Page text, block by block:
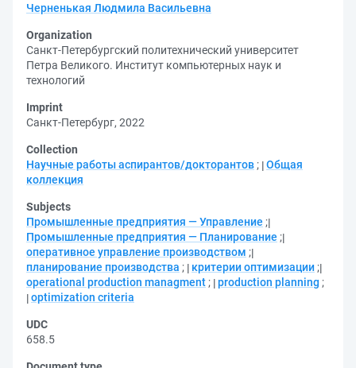
Черненькая Людмила Васильевна
Organization
Санкт-Петербургский политехнический университет
Петра Великого. Институт компьютерных наук и
технологий
Imprint
Санкт-Петербург, 2022
Collection
Научные работы аспирантов/докторантов ; Общая
коллекция
Subjects
Промышленные предприятия — Управление ;
Промышленные предприятия — Планирование ;
оперативное управление производством ;
планирование производства ; критерии оптимизации ;
operational production managment ; production planning ;
optimization criteria
UDC
658.5